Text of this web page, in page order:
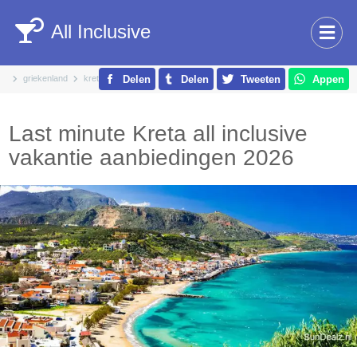
griekenland kreta
All Inclusive
Last minute Kreta all inclusive
vakantie aanbiedingen 2026
Delen Delen Tweeten Appen